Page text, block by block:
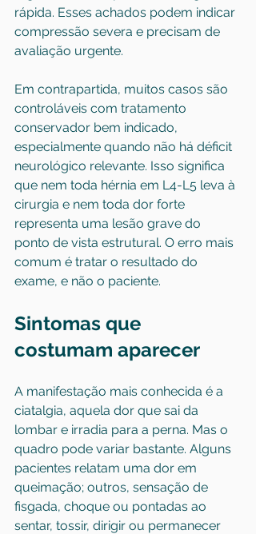
rápida. Esses achados podem indicar
compressão severa e precisam de
avaliação urgente.
Em contrapartida, muitos casos são
controláveis com tratamento
conservador bem indicado,
especialmente quando não há déficit
neurológico relevante. Isso significa
que nem toda hérnia em L4-L5 leva à
cirurgia e nem toda dor forte
representa uma lesão grave do
ponto de vista estrutural. O erro mais
comum é tratar o resultado do
exame, e não o paciente.
Sintomas que
costumam aparecer
A manifestação mais conhecida é a
ciatalgia, aquela dor que sai da
lombar e irradia para a perna. Mas o
quadro pode variar bastante. Alguns
pacientes relatam uma dor em
queimação; outros, sensação de
fisgada, choque ou pontadas ao
sentar, tossir, dirigir ou permanecer